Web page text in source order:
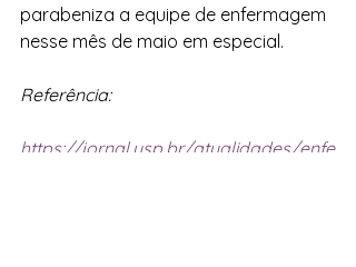
parabeniza a equipe de enfermagem
nesse mês de maio em especial.
Referência:
https://jornal.usp.br/atualidades/enfe